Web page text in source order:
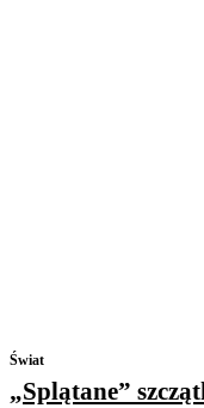
Świat
„Splątane”